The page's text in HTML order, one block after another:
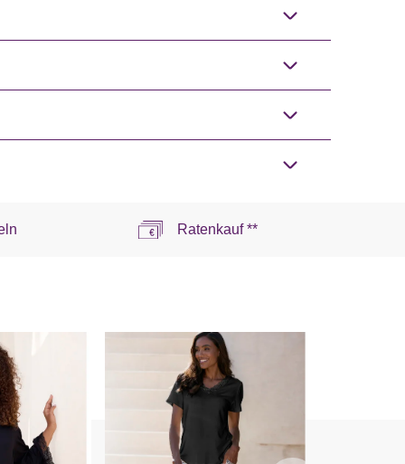
Ratenkauf **